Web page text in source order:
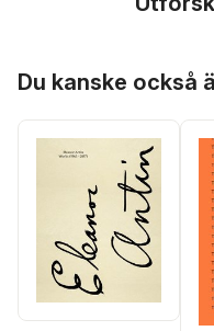
Du kanske också